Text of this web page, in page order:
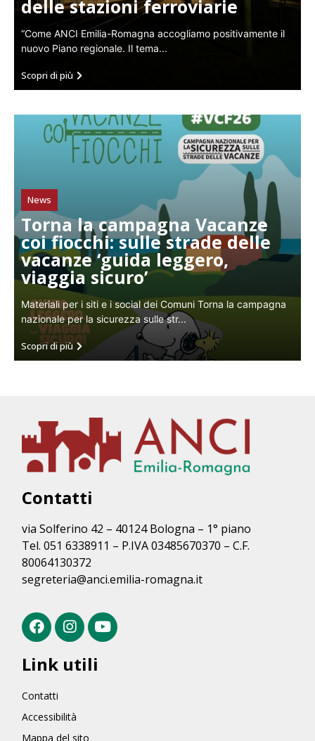
delle stazioni ferroviarie
“Come ANCI Emilia-Romagna accogliamo positivamente il
nuovo Piano regionale. Il tema...
Scopri di più
News
Torna la campagna Vacanze
coi fiocchi: sulle strade delle
vacanze ‘guida leggero,
viaggia sicuro’
Materiali per i siti e i social dei Comuni Torna la campagna
nazionale per la sicurezza sulle str...
Scopri di più
Contatti
via Solferino 42 – 40124 Bologna – 1° piano
Tel. 051 6338911 – P.IVA 03485670370 – C.F.
80064130372
segreteria@anci.emilia-romagna.it
Link utili
Contatti
Accessibilità
Mappa del sito